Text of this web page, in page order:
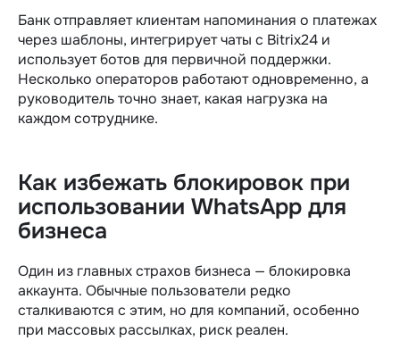
Банк отправляет клиентам напоминания о платежах
через шаблоны, интегрирует чаты с Bitrix24 и
использует ботов для первичной поддержки.
Несколько операторов работают одновременно, а
руководитель точно знает, какая нагрузка на
каждом сотруднике.
Как избежать блокировок при
использовании WhatsApp для
бизнеса
Один из главных страхов бизнеса — блокировка
аккаунта. Обычные пользователи редко
сталкиваются с этим, но для компаний, особенно
при массовых рассылках, риск реален.